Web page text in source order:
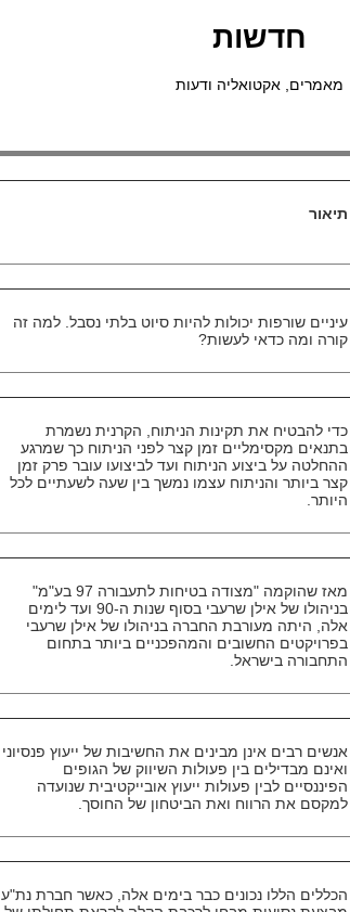
חדשות
מאמרים, אקטואליה ודעות
תיאור
עיניים שורפות יכולות להיות סיוט בלתי נסבל. למה זה
קורה ומה כדאי לעשות?
כדי להבטיח את תקינות הניתוח, הקרנית נשמרת
בתנאים מקסימליים זמן קצר לפני הניתוח כך שמרגע
ההחלטה על ביצוע הניתוח ועד לביצועו עובר פרק זמן
קצר ביותר והניתוח עצמו נמשך בין שעה לשעתיים לכל
היותר.
מאז שהוקמה "מצודה בטיחות לתעבורה 97 בע"מ"
בניהולו של אילן שרעבי בסוף שנות ה-90 ועד לימים
אלה, היתה מעורבת החברה בניהולו של אילן שרעבי
בפרויקטים החשובים והמהפכניים ביותר בתחום
התחבורה בישראל.
אנשים רבים אינן מבינים את החשיבות של ייעוץ פנסיוני
ואינם מבדילים בין פעולות השיווק של הגופים
הפיננסיים לבין פעולות ייעוץ אובייקטיבית שנועדה
למקסם את הרווח ואת הביטחון של החוסך.
הכללים הללו נכונים כבר בימים אלה, כאשר חברת נת"ע